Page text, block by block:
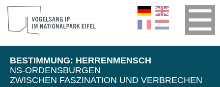
BESTIMMUNG: HERRENMENSCH
NS-ORDENSBURGEN
ZWISCHEN FASZINATION UND VERBRECHEN